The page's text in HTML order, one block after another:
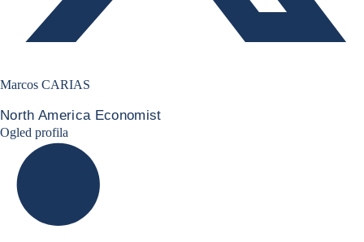
Marcos CARIAS
North America Economist
Ogled profila